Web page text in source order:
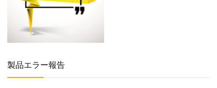
製品エラー報告